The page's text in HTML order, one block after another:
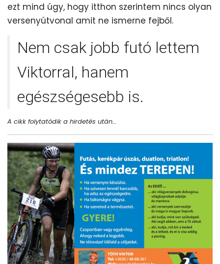
ezt mind úgy, hogy itthon szerintem nincs olyan
versenyútvonal amit ne ismerne fejből.
Nem csak jobb futó lettem
Viktorral, hanem
egészségesebb is.
A cikk folytatódik a hirdetés után...